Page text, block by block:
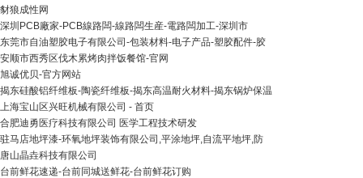
豺狼成性网
深圳PCB廠家-PCB線路闆-線路闆生産-電路闆加工-深圳市
东莞市自油塑胶电子有限公司-包装材料-电子产品-塑胶配件-胶
安顺市西秀区伐木累烤肉拌饭餐馆-官网
旭诚优贝-官方网站
揭东硅酸铝纤维板-陶瓷纤维板-揭东高温耐火材料-揭东锅炉保温
上海宝山区兴旺机械有限公司 - 首页
合肥迪勇医疗科技有限公司 医学工程技术研发
驻马店地坪漆-环氧地坪装饰有限公司,平涂地坪,自流平地坪,防
唐山晶垚科技有限公司
台前鲜花速递-台前同城送鲜花-台前鲜花订购